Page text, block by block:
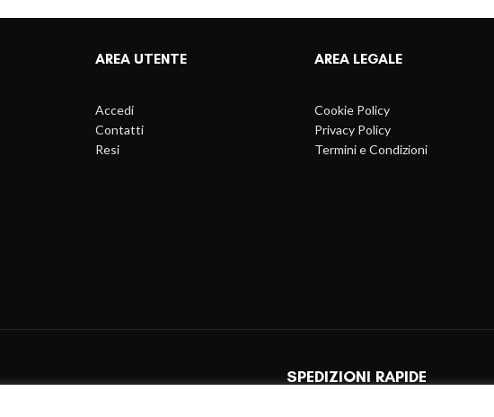
AREA UTENTE
Accedi
Contatti
Resi
AREA LEGALE
Cookie Policy
Privacy Policy
Termini e Condizioni
SPEDIZIONI RAPIDE